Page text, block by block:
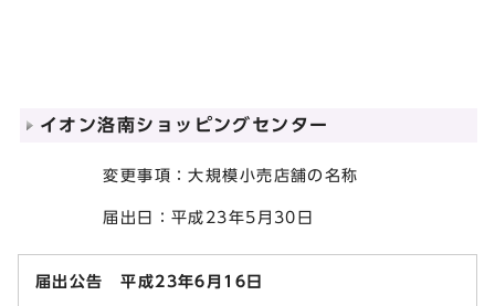
イオン洛南ショッピングセンター
変更事項：大規模小売店舗の名称
届出日：平成23年5月30日
届出公告 平成23年6月16日